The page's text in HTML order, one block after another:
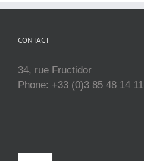
CONTACT
34, rue Fructidor
Phone: +33 (0)3 85 48 14 11